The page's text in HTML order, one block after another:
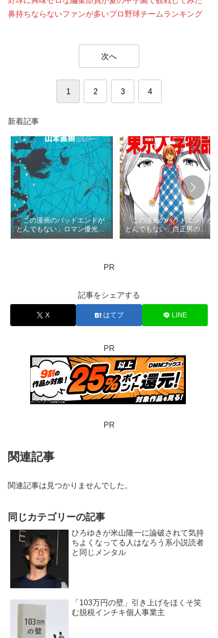
鼻持ちならないファンが多いプロ野球チームランキング
次へ
1 2 3 4
新着記事
「この漫画のバッドエンドが
とんでもない」ロマン優光の
TOP3
「この漫画のバッドエンドが
とんでもない」白正男の
TOP3
PR
記事をシェアする
X はてブ LINE
PR
PR
関連記事
関連記事は見つかりませんでした。
同じカテゴリーの記事
ひろゆきが米山隆一に論破されて気持
ちよくなってる人はなろう系小説読者
と同じメンタル
「103万円の壁」引き上げをほくそ笑
む脱税インチキ個人事業主